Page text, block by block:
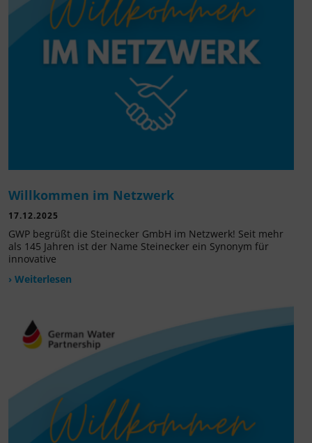
Willkommen im Netzwerk
17.12.2025
GWP begrüßt die Steinecker GmbH im Netzwerk! Seit mehr
als 145 Jahren ist der Name Steinecker ein Synonym für
innovative
› Weiterlesen